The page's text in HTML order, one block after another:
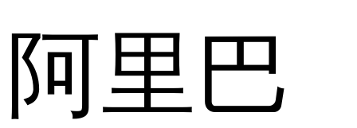
阿里巴